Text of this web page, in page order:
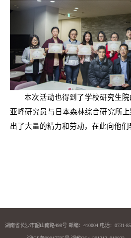
本次活动也得到了学校研究生
亚峰研究员与日本森林综合研究所
出了大量的精力和劳动，在此向他们
湖南省长沙市韶山南路498号 邮编：410004 电话：0731-